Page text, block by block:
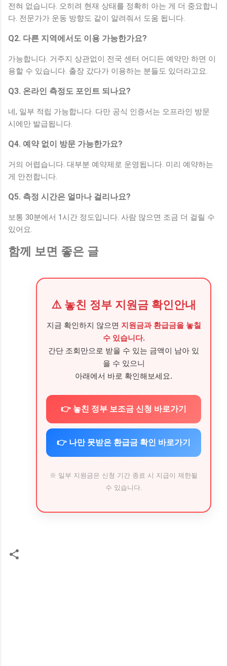
전혀 없습니다. 오히려 현재 상태를 정확히 아는 게 더 중요합니
다. 전문가가 운동 방향도 같이 알려줘서 도움 됩니다.
Q2. 다른 지역에서도 이용 가능한가요?
가능합니다. 거주지 상관없이 전국 센터 어디든 예약만 하면 이
용할 수 있습니다. 출장 갔다가 이용하는 분들도 있더라고요.
Q3. 온라인 측정도 포인트 되나요?
네, 일부 적립 가능합니다. 다만 공식 인증서는 오프라인 방문
시에만 발급됩니다.
Q4. 예약 없이 방문 가능한가요?
거의 어렵습니다. 대부분 예약제로 운영됩니다. 미리 예약하는
게 안전합니다.
Q5. 측정 시간은 얼마나 걸리나요?
보통 30분에서 1시간 정도입니다. 사람 많으면 조금 더 걸릴 수
있어요.
함께 보면 좋은 글
⚠️ 놓친 정부 지원금 확인안내
지금 확인하지 않으면 지원금과 환급금을 놓칠
수 있습니다.
간단 조회만으로 받을 수 있는 금액이 남아 있
을 수 있으니
아래에서 바로 확인해보세요.
👉 놓친 정부 보조금 신청 바로가기
👉 나만 못받은 환급금 확인 바로가기
※ 일부 지원금은 신청 기간 종료 시 지급이 제한될
수 있습니다.